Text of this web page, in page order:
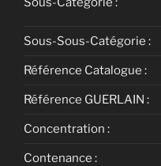
Sous-Sous-Catégorie :
Référence Catalogue :
Référence GUERLAIN :
Concentration :
Contenance :